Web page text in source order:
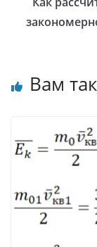
p
Вам